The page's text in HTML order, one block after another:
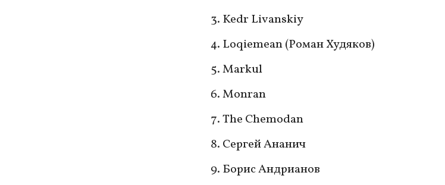
Kedr Livanskiy
Loqiemean (Роман Худяков)
Markul
Monran
The Chemodan
Сергей Ананич
Борис Андрианов